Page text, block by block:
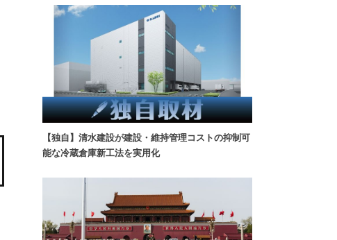
【独自】清水建設が建設・維持管理コストの抑制可
能な冷蔵倉庫新工法を実用化